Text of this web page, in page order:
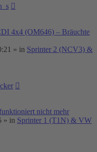
4x4 (OM646) – Bräuchte
» in Sprinter 2 (NCV3) &
nicht mehr
» in Sprinter 1 (T1N) & VW